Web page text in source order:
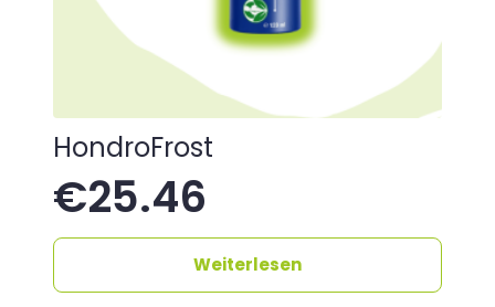
HondroFrost
€25.46
Weiterlesen